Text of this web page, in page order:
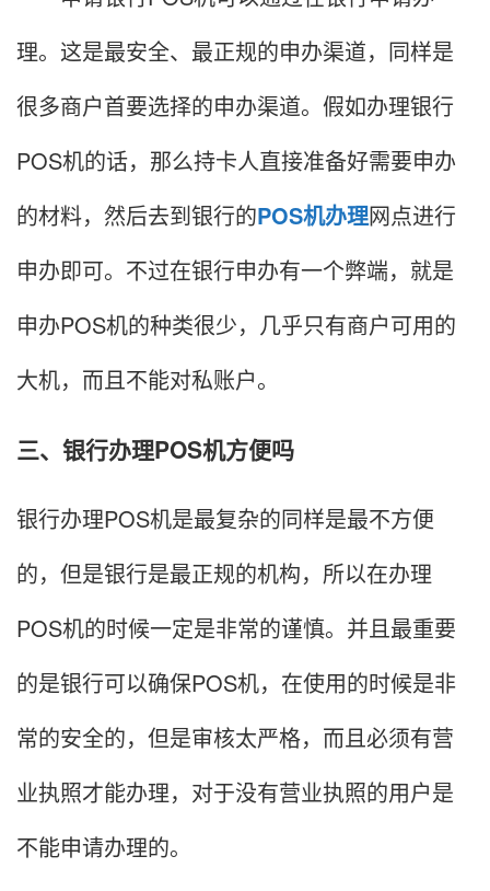
理。这是最安全、最正规的申办渠道，同样是
很多商户首要选择的申办渠道。假如办理银行
POS机的话，那么持卡人直接准备好需要申办
的材料，然后去到银行的POS机办理网点进行
申办即可。不过在银行申办有一个弊端，就是
申办POS机的种类很少，几乎只有商户可用的
大机，而且不能对私账户。
三、银行办理POS机方便吗
银行办理POS机是最复杂的同样是最不方便
的，但是银行是最正规的机构，所以在办理
POS机的时候一定是非常的谨慎。并且最重要
的是银行可以确保POS机，在使用的时候是非
常的安全的，但是审核太严格，而且必须有营
业执照才能办理，对于没有营业执照的用户是
不能申请办理的。